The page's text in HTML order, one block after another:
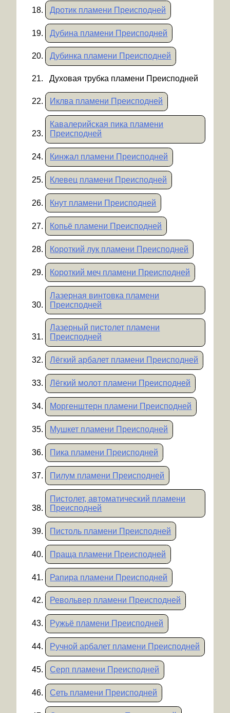
Дротик пламени Преисподней
Дубина пламени Преисподней
Дубинка пламени Преисподней
Духовая трубка пламени Преисподней
Иклва пламени Преисподней
Кавалерийская пика пламени
Преисподней
Кинжал пламени Преисподней
Клевец пламени Преисподней
Кнут пламени Преисподней
Копьё пламени Преисподней
Короткий лук пламени Преисподней
Короткий меч пламени Преисподней
Лазерная винтовка пламени
Преисподней
Лазерный пистолет пламени
Преисподней
Лёгкий арбалет пламени Преисподней
Лёгкий молот пламени Преисподней
Моргенштерн пламени Преисподней
Мушкет пламени Преисподней
Пика пламени Преисподней
Пилум пламени Преисподней
Пистолет, автоматический пламени
Преисподней
Пистоль пламени Преисподней
Праща пламени Преисподней
Рапира пламени Преисподней
Револьвер пламени Преисподней
Ружьё пламени Преисподней
Ручной арбалет пламени Преисподней
Серп пламени Преисподней
Сеть пламени Преисподней